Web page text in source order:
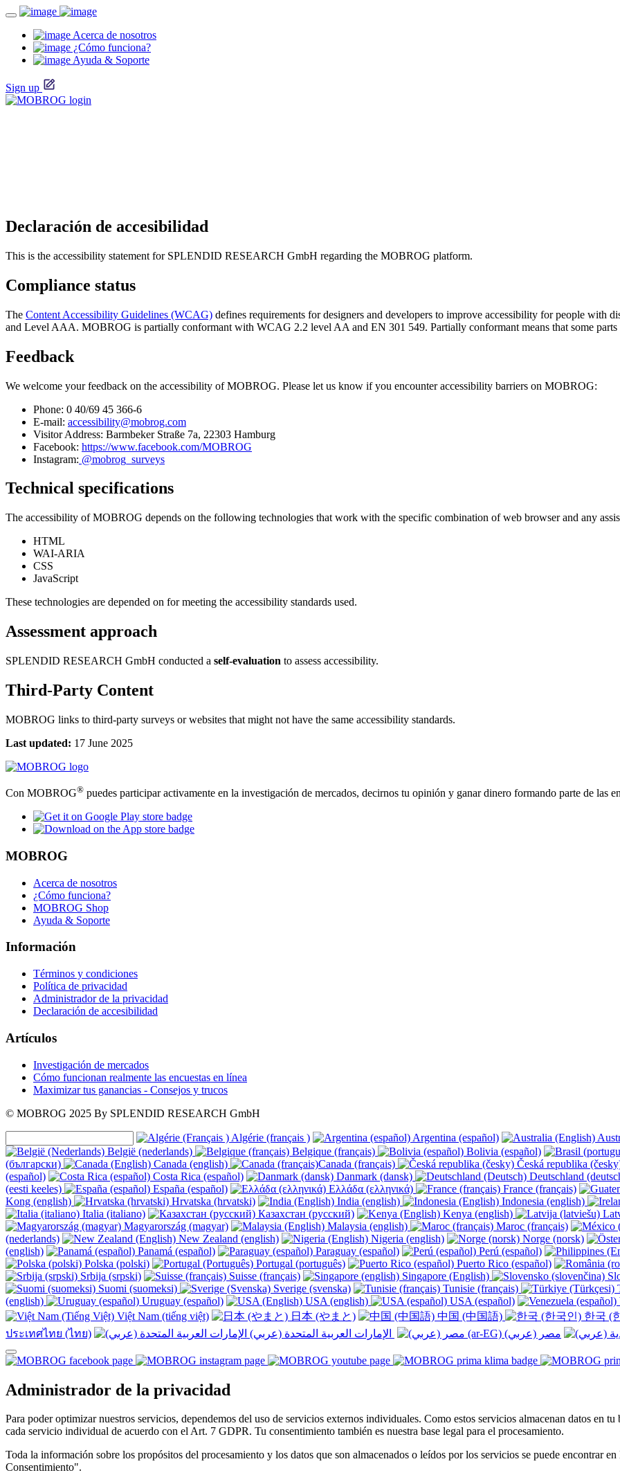
Acerca de nosotros
¿Cómo funciona?
Ayuda & Soporte
Sign up
Declaración de accesibilidad
This is the accessibility statement for SPLENDID RESEARCH GmbH regarding the MOBROG platform.
Compliance status
The Content Accessibility Guidelines (WCAG) defines requirements for designers and developers to improve accessibility for people with
and Level AAA. MOBROG is partially conformant with WCAG 2.2 level AA and EN 301 549. Partially conformant means that some
Feedback
We welcome your feedback on the accessibility of MOBROG. Please let us know if you encounter accessibility barriers on MOBROG:
Phone: 0 40/69 45 366-6
E-mail: accessibility@mobrog.com
Visitor Address: Barmbeker Straße 7a, 22303 Hamburg
Facebook: https://www.facebook.com/MOBROG
Instagram: @mobrog_surveys
Technical specifications
The accessibility of MOBROG depends on the following technologies that work with the specific combination of web browser and any
HTML
WAI-ARIA
CSS
JavaScript
These technologies are depended on for meeting the accessibility standards used.
Assessment approach
SPLENDID RESEARCH GmbH conducted a self-evaluation to assess accessibility.
Third-Party Content
MOBROG links to third-party surveys or websites that might not have the same accessibility standards.
Last updated: 17 June 2025
Con MOBROG® puedes participar activamente en la investigación de mercados, decirnos tu opinión y ganar dinero formando parte de las
MOBROG
Acerca de nosotros
¿Cómo funciona?
MOBROG Shop
Ayuda & Soporte
Información
Términos y condiciones
Política de privacidad
Administrador de la privacidad
Declaración de accesibilidad
Artículos
Investigación de mercados
Cómo funcionan realmente las encuestas en línea
Maximizar tus ganancias - Consejos y trucos
© MOBROG 2025 By SPLENDID RESEARCH GmbH
Algérie (français ) Argentina (español)
België (nederlands)
Belgique (français) Bolivia (español)
(български)
Canada (english) Canada (français) Česká republika
(español)
Costa Rica (español) Danmark (dansk) Deutschland
(eesti keeles)
España (español) Ελλάδα (ελληνικά) France (français)
Kong (english)
Hrvatska (hrvatski) India (english) Indonesia (english)
Italia (italiano)
Казахстан (русский) Kenya (english)
Magyarország (magyar)
Malaysia (english) Maroc (français)
(nederlands)
New Zealand (english) Nigeria (english) Norge (norsk)
(english)
Panamá (español) Paraguay (español) Perú (español)
Polska (polski)
Portugal (português) Puerto Rico (español)
Srbija (srpski)
Suisse (français) Singapore (English)
Suomi (suomeksi)
Sverige (svenska) Tunisie (français)
(english)
Uruguay (español) USA (english) USA (español)
Việt Nam (tiếng việt)
日本 (やまと) 中国 (中国語) 한국 (
ประเทศไทย (ไทย)
Administrador de la privacidad
Para poder optimizar nuestros servicios, dependemos del uso de servicios externos individuales. Como estos servicios almacenan datos en
cada servicio individual de acuerdo con el Art. 7 GDPR. Tu consentimiento también es nuestra base legal para el procesamiento.
Toda la información sobre los propósitos del procesamiento y los datos que son almacenados o leídos por los servicios se puede encontrar
Consentimiento".